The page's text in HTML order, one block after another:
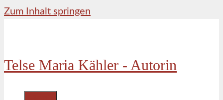
Zum Inhalt springen
Telse Maria Kähler - Autorin